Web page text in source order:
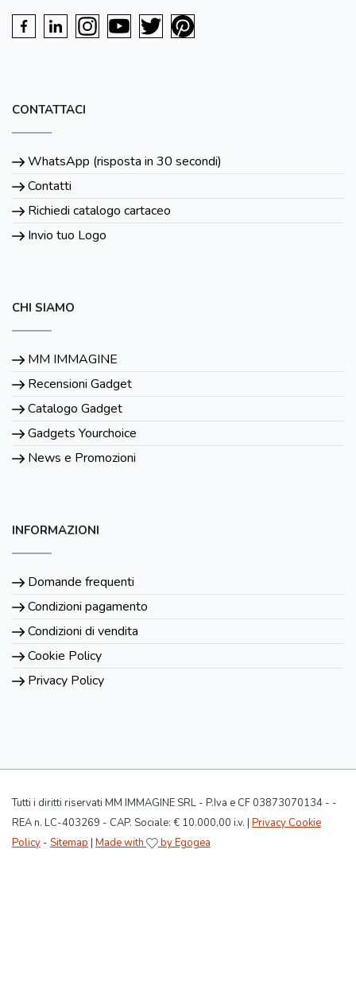
CONTATTACI
WhatsApp (risposta in 30 secondi)
Contatti
Richiedi catalogo cartaceo
Invio tuo Logo
CHI SIAMO
MM IMMAGINE
Recensioni Gadget
Catalogo Gadget
Gadgets Yourchoice
News e Promozioni
INFORMAZIONI
Domande frequenti
Condizioni pagamento
Condizioni di vendita
Cookie Policy
Privacy Policy
Tutti i diritti riservati MM IMMAGINE SRL - P.Iva e CF 03873070134 - -
REA n. LC-403269 - CAP. Sociale: € 10.000,00 i.v. | Privacy Cookie
Policy - Sitemap | Made with by Egogea